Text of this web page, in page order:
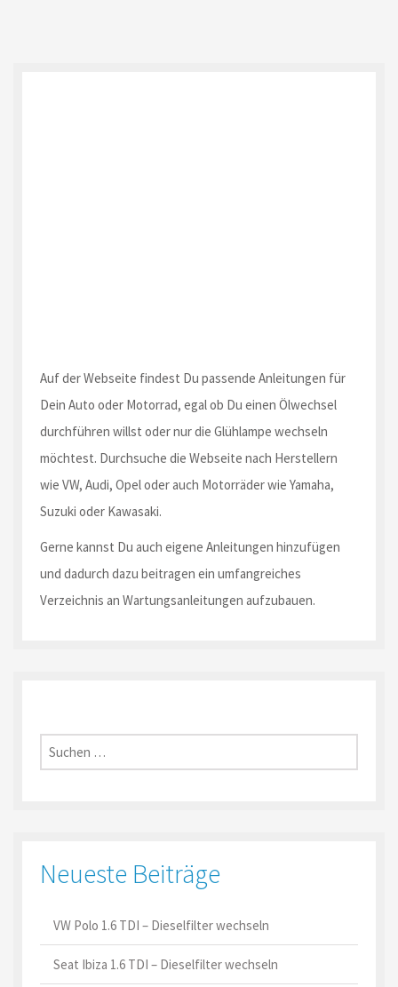
Auf der Webseite findest Du passende Anleitungen für
Dein Auto oder Motorrad, egal ob Du einen Ölwechsel
durchführen willst oder nur die Glühlampe wechseln
möchtest. Durchsuche die Webseite nach Herstellern
wie VW, Audi, Opel oder auch Motorräder wie Yamaha,
Suzuki oder Kawasaki.
Gerne kannst Du auch eigene Anleitungen hinzufügen
und dadurch dazu beitragen ein umfangreiches
Verzeichnis an Wartungsanleitungen aufzubauen.
Suche
nach:
Neueste Beiträge
VW Polo 1.6 TDI – Dieselfilter wechseln
Seat Ibiza 1.6 TDI – Dieselfilter wechseln